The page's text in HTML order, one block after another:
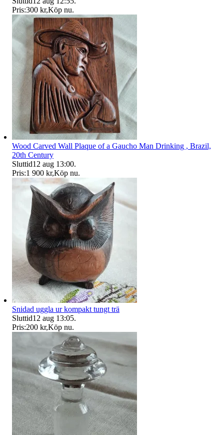
Pris:300 kr,Köp nu.
Wood Carved Wall Plaque of a Gaucho Man Drinking , Brazil,
20th Century
Sluttid12 aug 13:00.
Pris:1 900 kr,Köp nu.
Snidad uggla ur kompakt tungt trä
Sluttid12 aug 13:05.
Pris:200 kr,Köp nu.